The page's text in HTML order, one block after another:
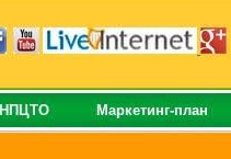
Маркетинг-план